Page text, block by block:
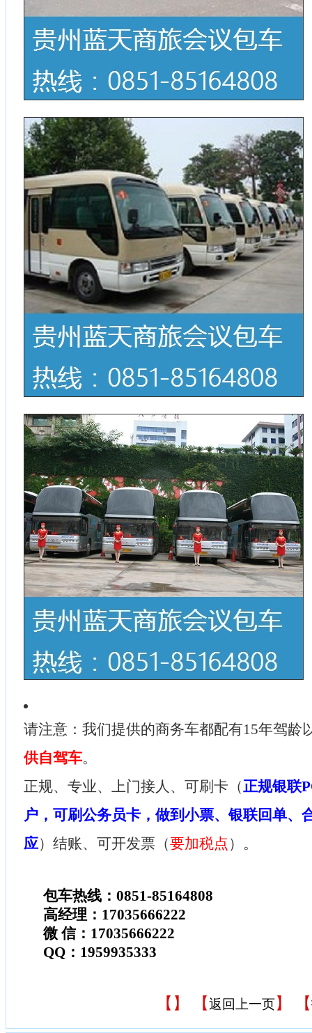
请注意：我们提供的商务车都配有15年驾龄
供自驾车。
正规、专业、上门接人、可刷卡（正规银联
户，可刷公务员卡，做到小票、银联回单、
应）结账、可开发票（要加税点 ）。
包车热线：0851-85164808
高经理：17035666222
微 信：17035666222
QQ：1959935333
【 】 【返回上一页】 【